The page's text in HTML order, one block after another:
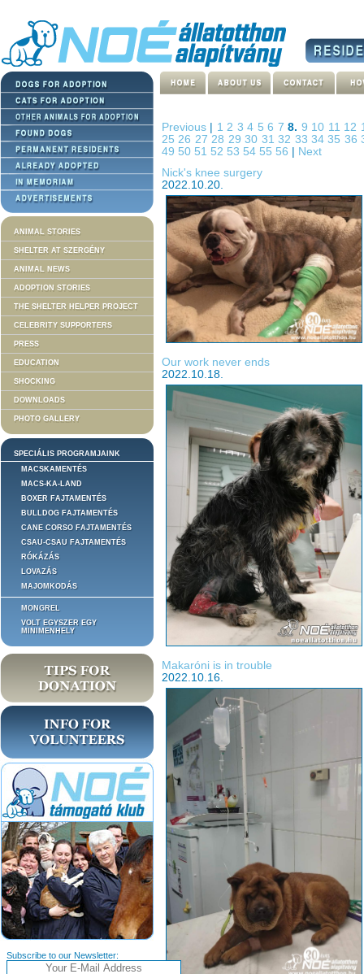
ANIMAL STORIES
SHELTER AT SZERGÉNY
ANIMAL NEWS
ADOPTION STORIES
THE SHELTER HELPER PROJECT
CELEBRITY SUPPORTERS
PRESS
EDUCATION
SHOCKING
DOWNLOADS
PHOTO GALLERY
SPECIÁLIS PROGRAMJAINK
MACSKAMENTÉS
MACS-KA-LAND
BOXER FAJTAMENTÉS
BULLDOG FAJTAMENTÉS
CANE CORSO FAJTAMENTÉS
CSAU-CSAU FAJTAMENTÉS
RÓKÁZÁS
LOVAZÁS
MAJOMKODÁS
MONGREL
VOLT EGYSZER EGY
MINIMENHELY
Subscribe to our Newsletter:
Previous 12 34 56 78. 9 10 11 12
2526 2728 2930 3132 33 3435 36
49 50 51 52 53 54 55 56
Next
Nick's knee surgery
2022.10.20.
Our work never ends
2022.10.18.
Makaróni is in trouble
2022.10.16.